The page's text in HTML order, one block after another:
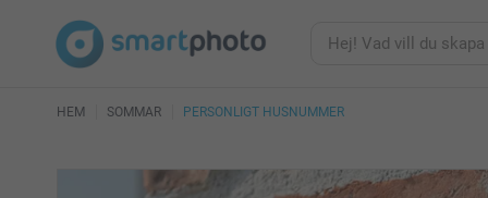
HEM SOMMAR PERSONLIGT HUSNUMMER